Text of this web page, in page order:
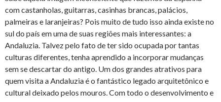
com castanholas, guitarras, casinhas brancas, palácios,
palmeiras e laranjeiras? Pois muito de tudo isso ainda existe no
sul do país em uma de suas regiões mais interessantes: a
Andaluzia. Talvez pelo fato de ter sido ocupada por tantas
culturas diferentes, tenha aprendido a incorporar mudanças
sem se descartar do antigo. Um dos grandes atrativos para
quem visita a Andaluzia é o fantástico legado arquitetônico e
cultural deixado pelos mouros. Com todo o desenvolvimento e